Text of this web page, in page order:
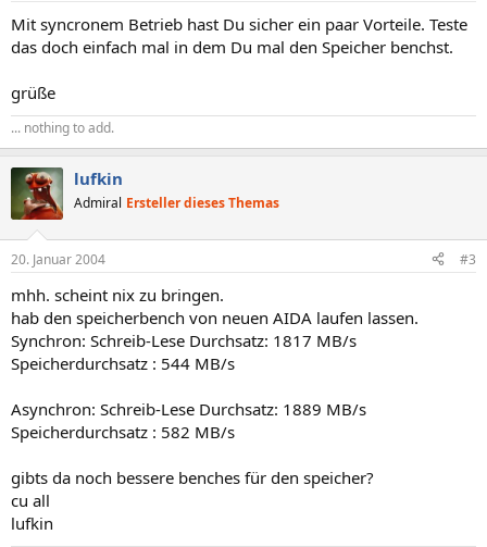
Mit syncronem Betrieb hast Du sicher ein paar Vorteile. Teste
das doch einfach mal in dem Du mal den Speicher benchst.
grüße
... nothing to add.
lufkin
Admiral Ersteller dieses Themas
20. Januar 2004 #3
mhh. scheint nix zu bringen.
hab den speicherbench von neuen AIDA laufen lassen.
Synchron: Schreib-Lese Durchsatz: 1817 MB/s
Speicherdurchsatz : 544 MB/s
Asynchron: Schreib-Lese Durchsatz: 1889 MB/s
Speicherdurchsatz : 582 MB/s
gibts da noch bessere benches für den speicher?
cu all
lufkin